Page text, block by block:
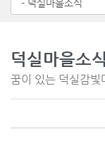
덕실마을소식
꿈이 있는 덕실감빛